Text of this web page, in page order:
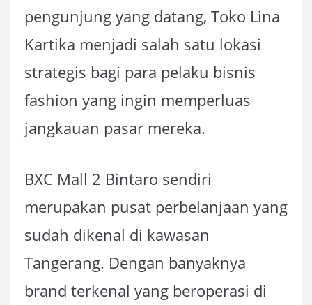
pengunjung yang datang, Toko Lina
Kartika menjadi salah satu lokasi
strategis bagi para pelaku bisnis
fashion yang ingin memperluas
jangkauan pasar mereka.
BXC Mall 2 Bintaro sendiri
merupakan pusat perbelanjaan yang
sudah dikenal di kawasan
Tangerang. Dengan banyaknya
brand terkenal yang beroperasi di